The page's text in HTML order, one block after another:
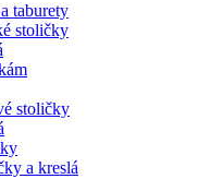
taburety
stoličky
stoličky
a kreslá